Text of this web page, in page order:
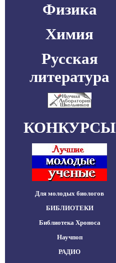
Физика
Химия
Русская
литература
КОНКУРСЫ
Для молодых биологов
БИБЛИОТЕКИ
Библиотека Хроноса
Научпоп
РАДИО